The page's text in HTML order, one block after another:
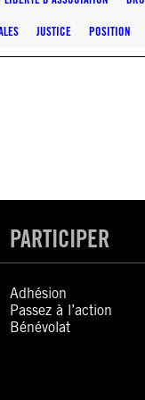
JUSTICE POSITION
PARTICIPER
Adhésion
Passez à l’action
Bénévolat